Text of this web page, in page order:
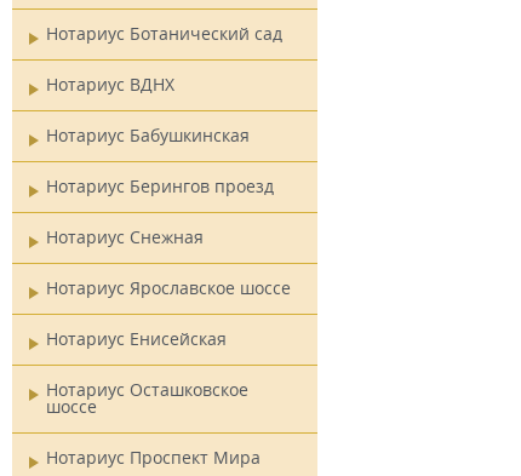
Нотариус Ботанический сад
Нотариус ВДНХ
Нотариус Бабушкинская
Нотариус Берингов проезд
Нотариус Снежная
Нотариус Ярославское шоссе
Нотариус Енисейская
Нотариус Осташковское
шоссе
Нотариус Проспект Мира